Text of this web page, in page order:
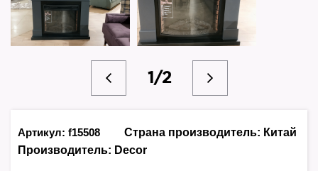
1/2
Артикул: f15508 Страна производитель: Китай
Производитель: Decor